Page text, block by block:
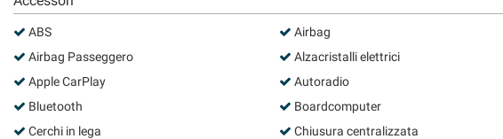
ABS
Airbag Passeggero
Apple CarPlay
Bluetooth
Cerchi in lega
Airbag
Alzacristalli elettrici
Autoradio
Boardcomputer
Chiusura centralizzata
questi
strumenti
di
si
rimanda